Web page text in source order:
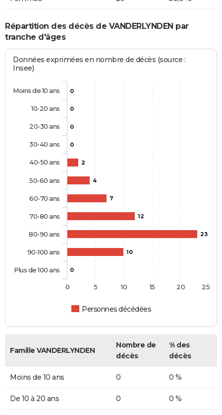
Répartition des décès de VANDERLYNDEN par
tranche d'âges
Données exprimées en nombre de décès (source :
Insee)
0
0
0
0
2
4
7
12
23
10
0
Personnes décédées
Moins de 10 ans
10-20 ans
20-30 ans
30-40 ans
40-50 ans
50-60 ans
60-70 ans
70-80 ans
80-90 ans
90-100 ans
Plus de 100 ans
0 5 10 15 20 25
Famille VANDERLYNDEN
Nombre de
décès
% des
décès
Moins de 10 ans 0 0 %
De 10 à 20 ans 0 0 %